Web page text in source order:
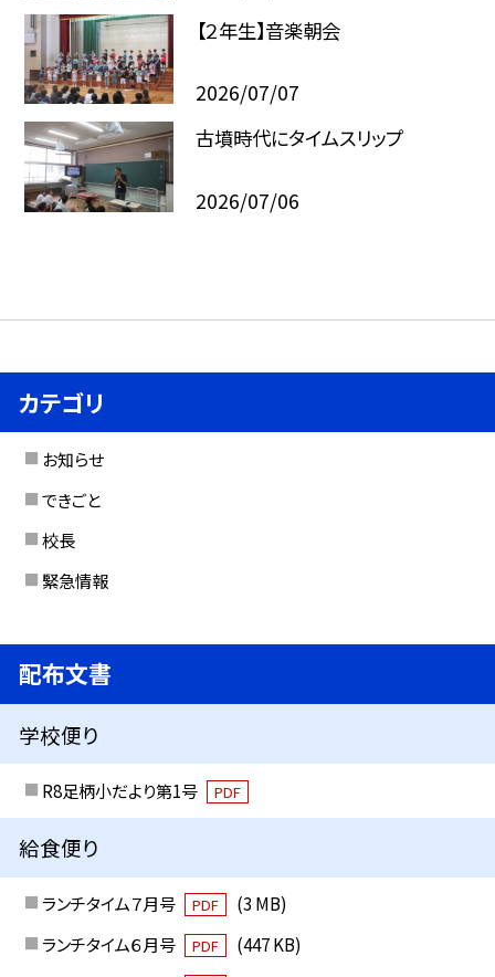
【２年生】音楽朝会
2026/07/07
古墳時代にタイムスリップ
2026/07/06
カテゴリ
お知らせ
できごと
校長
緊急情報
配布文書
学校便り
R8足柄小だより第1号 PDF
給食便り
ランチタイム７月号 PDF
(3 MB)
ランチタイム６月号
PDF
(447 KB)